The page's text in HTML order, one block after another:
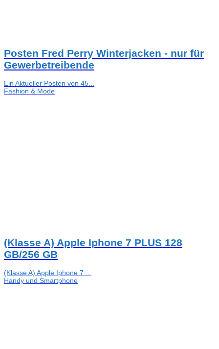
Posten Fred Perry Winterjacken - nur für
Gewerbetreibende
Ein Aktueller Posten von 45...
Fashion & Mode
(Klasse A) Apple Iphone 7 PLUS 128
GB/256 GB
(Klasse A) Apple Iphone 7 ...
Handy und Smartphone